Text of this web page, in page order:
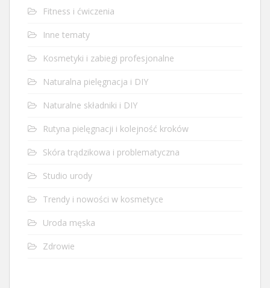
Fitness i ćwiczenia
Inne tematy
Kosmetyki i zabiegi profesjonalne
Naturalna pielęgnacja i DIY
Naturalne składniki i DIY
Rutyna pielęgnacji i kolejność kroków
Skóra trądzikowa i problematyczna
Studio urody
Trendy i nowości w kosmetyce
Uroda męska
Zdrowie